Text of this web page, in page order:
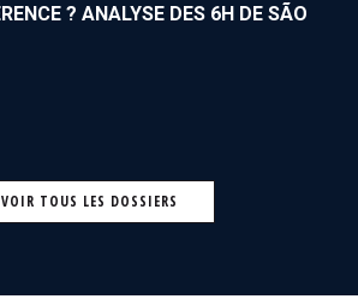
? ANALYSE DES 6H DE SÃO
VOIR TOUS LES DOSSIERS